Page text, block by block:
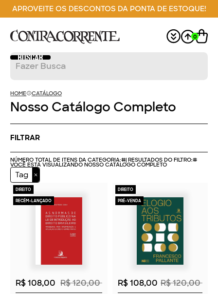
APROVEITE OS DESCONTOS DA PONTA DE ESTOQUE!
0
HOME CATÁLOGO
Nosso Catálogo Completo
FILTRAR
NÚMERO TOTAL DE ITENS DA CATEGORIA:#| RESULTADOS DO FILTRO:#
VOCÊ ESTÁ VISUALIZANDO NOSSO CATÁLOGO COMPLETO
Tag
DIREITO
RECÉM-LANÇADO
2026
R$ 108,00 R$ 120,00
DIREITO
PRÉ-VENDA
2026
R$ 108,00 R$ 120,00